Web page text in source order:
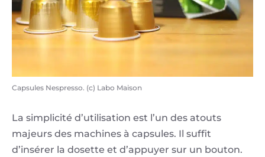
Capsules Nespresso. (c) Labo Maison
La simplicité d’utilisation est l’un des atouts
majeurs des machines à capsules. Il suffit
d’insérer la dosette et d’appuyer sur un bouton.